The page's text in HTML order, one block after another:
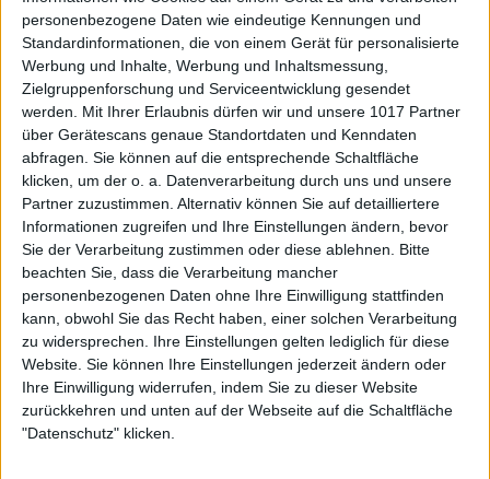
personenbezogene Daten wie eindeutige Kennungen und
Standardinformationen, die von einem Gerät für personalisierte
Werbung und Inhalte, Werbung und Inhaltsmessung,
Zielgruppenforschung und Serviceentwicklung gesendet
werden.
Mit Ihrer Erlaubnis dürfen wir und unsere 1017 Partner
über Gerätescans genaue Standortdaten und Kenndaten
abfragen. Sie können auf die entsprechende Schaltfläche
klicken, um der o. a. Datenverarbeitung durch uns und unsere
Partner zuzustimmen. Alternativ können Sie auf detailliertere
Informationen zugreifen und Ihre Einstellungen ändern, bevor
Sie der Verarbeitung zustimmen oder diese ablehnen.
Bitte
beachten Sie, dass die Verarbeitung mancher
personenbezogenen Daten ohne Ihre Einwilligung stattfinden
kann, obwohl Sie das Recht haben, einer solchen Verarbeitung
zu widersprechen. Ihre Einstellungen gelten lediglich für diese
Website. Sie können Ihre Einstellungen jederzeit ändern oder
Ihre Einwilligung widerrufen, indem Sie zu dieser Website
zurückkehren und unten auf der Webseite auf die Schaltfläche
"Datenschutz" klicken.